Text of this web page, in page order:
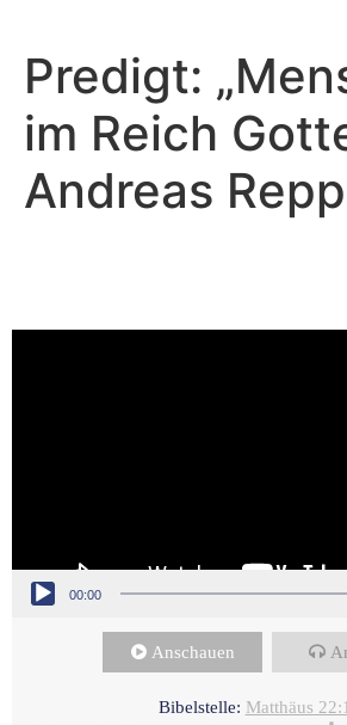
Predigt:
im Reich
Andreas Repp
Video-Player
00:00
Anschauen
Bibelstelle: Matthäus